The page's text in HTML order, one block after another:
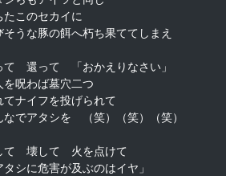
たこのセカイに
そうな豚の餌へ朽ち果ててしまえ
て　還って　「おかえりなさい」
を呪わば墓穴二つ
てナイフを投げられて
なでアタシを　（笑）（笑）（笑）
て　壊して　火を点けて
タシに危害が及ぶのはイヤ」